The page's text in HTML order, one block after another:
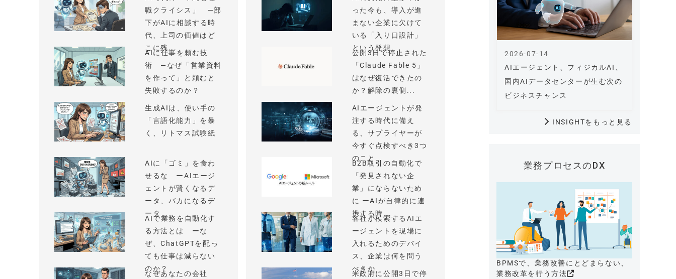
職クライシス」 —部
下がAIに相談する時
代、上司の価値はど
こに残...
AIに仕事を頼む技
術 —なぜ「営業資料
を作って」と頼むと
失敗するのか？
生成AIは、使い手の
「言語化能力」を暴
く、リトマス試験紙
AIに「ゴミ」を食わ
せるな ーAIエージ
ェントが賢くなるデ
ータ、バカになるデ
ータ
AIで業務を自動化す
る方法とは ーな
ぜ、ChatGPTを配っ
ても仕事は減らない
のか？
なぜあなたの会社
った今も、導入が進
まない企業に欠けて
いる「入り口設計」
という発想
公開3日で停止された
「Claude Fable 5」
はなぜ復活できたの
か？解除の裏側...
AIエージェントが発
注する時代に備え
る、サプライヤーが
今すぐ点検すべき3つ
のこと
B2B取引の自動化で
「発見されない企
業」にならないため
に ーAIが自律的に連
携する時...
各社が模索するAIエ
ージェントを現場に
入れるためのデバイ
ス、企業は何を問う
べきか
米政府に公開3日で停
AIエージェント、フィジカルAI、
国内AIデータセンターが生む次の
ビジネスチャンス
2026-07-14
INSIGHTをもっと見る
業務プロセスのDX
BPMSで、業務改善にとどまらない、
業務改革を行う方法